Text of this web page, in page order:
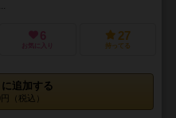
6
お気に入り
27
持ってる
追加する
（税込）